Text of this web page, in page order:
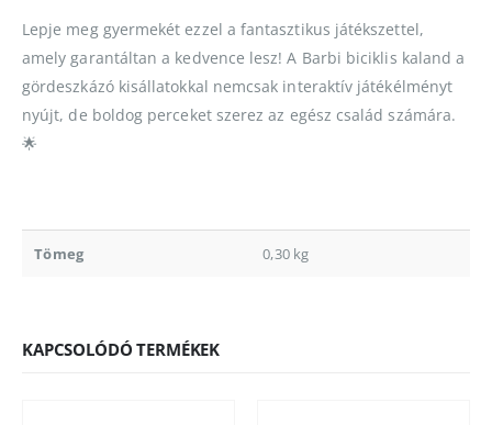
Lepje meg gyermekét ezzel a fantasztikus játékszettel,
amely garantáltan a kedvence lesz! A Barbi biciklis kaland a
gördeszkázó kisállatokkal nemcsak interaktív játékélményt
nyújt, de boldog perceket szerez az egész család számára.
🌟
Tömeg 0,30 kg
KAPCSOLÓDÓ TERMÉKEK